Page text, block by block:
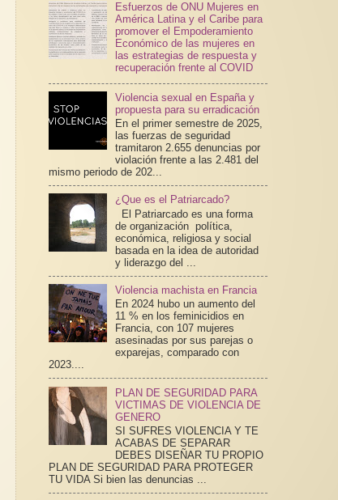
Esfuerzos de ONU Mujeres en
América Latina y el Caribe para
promover el Empoderamiento
Económico de las mujeres en
las estrategias de respuesta y
recuperación frente al COVID
Violencia sexual en España y
propuesta para su erradicación
En el primer semestre de 2025,
las fuerzas de seguridad
tramitaron 2.655 denuncias por
violación frente a las 2.481 del
mismo periodo de 202...
¿Que es el Patriarcado?
El Patriarcado es una forma
de organización política,
económica, religiosa y social
basada en la idea de autoridad
y liderazgo del ...
Violencia machista en Francia
En 2024 hubo un aumento del
11 % en los feminicidios en
Francia, con 107 mujeres
asesinadas por sus parejas o
exparejas, comparado con
2023....
PLAN DE SEGURIDAD PARA
VICTIMAS DE VIOLENCIA DE
GENERO
SI SUFRES VIOLENCIA Y TE
ACABAS DE SEPARAR
DEBES DISEÑAR TU PROPIO
PLAN DE SEGURIDAD PARA PROTEGER
TU VIDA Si bien las denuncias ...